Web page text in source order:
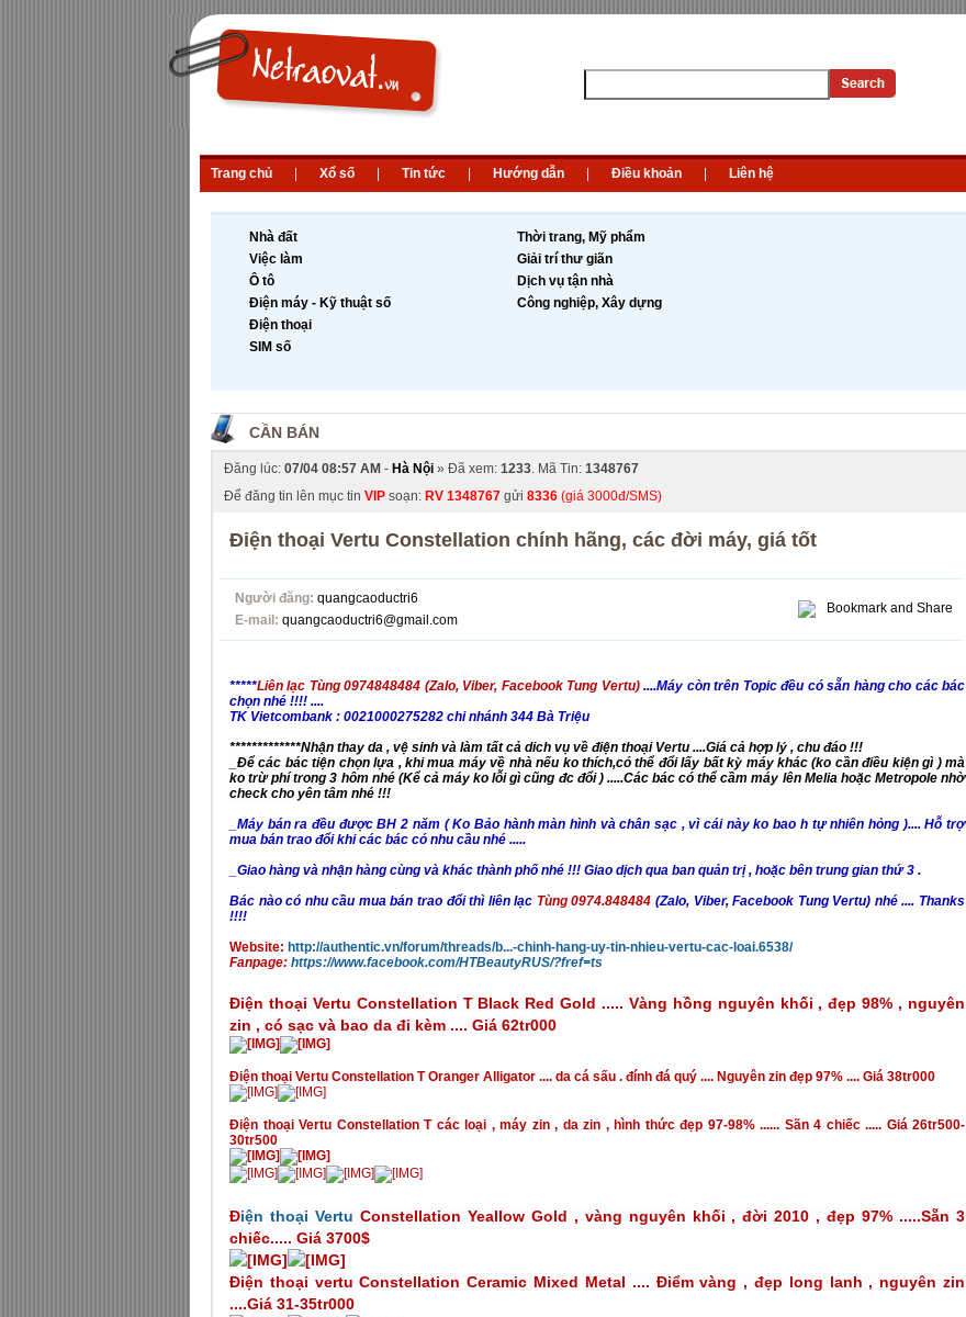
Trang chủ Xổ số Tin tức Hướng dẫn Điều khoản Liên hệ
Nhà đất
Việc làm
Ô tô
Điện máy - Kỹ thuật số
Điện thoại
SIM số
Thời trang, Mỹ phẩm
Giải trí thư giãn
Dịch vụ tận nhà
Công nghiệp, Xây dựng
CẦN BÁN
Đăng lúc: 07/04 08:57 AM - Hà Nội » Đã xem: 1233. Mã Tin: 1348767
Để đăng tin lên mục tin VIP soạn: RV 1348767 gửi 8336 (giá 3000đ/SMS)
Điện thoại Vertu Constellation chính hãng, các đời máy, giá tốt
Người đăng: quangcaoductri6
E-mail: quangcaoductri6@gmail.com
*****Liên lạc Tùng 0974848484 (Zalo, Viber, Facebook Tung Vertu) ....Máy còn trên Topic đều có sẵn hàng cho các bác
chọn nhé !!!! ....
TK Vietcombank : 0021000275282 chi nhánh 344 Bà Triệu
*************Nhận thay da , vệ sinh và làm tất cả dich vụ về điện thoại Vertu ....Giá cả hợp lý , chu đáo !!!
_Để các bác tiện chọn lựa , khi mua máy về nhà nếu ko thích,có thể đổi lấy bất kỳ máy khác (ko cần điều kiện gì ) mà
ko trừ phí trong 3 hôm nhé (Kể cả máy ko lỗi gì cũng đc đổi ) .....Các bác có thể cầm máy lên Melia hoặc Metropole nhờ
check cho yên tâm nhé !!!
_Máy bán ra đều được BH 2 năm ( Ko Bảo hành màn hình và chân sạc , vì cái này ko bao h tự nhiên hỏng ).... Hỗ trợ
mua bán trao đổi khi các bác có nhu cầu nhé .....
_Giao hàng và nhận hàng cùng và khác thành phố nhé !!! Giao dịch qua ban quản trị , hoặc bên trung gian thứ 3 .
Bác nào có nhu cầu mua bán trao đổi thì liên lạc Tùng 0974.848484 (Zalo, Viber, Facebook Tung Vertu) nhé .... Thanks
!!!!
Website: http://authentic.vn/forum/threads/b...-chinh-hang-uy-tin-nhieu-vertu-cac-loai.6538/
Fanpage: https://www.facebook.com/HTBeautyRUS/?fref=ts
Điện thoại Vertu Constellation T Black Red Gold ..... Vàng hồng nguyên khối , đẹp 98% , nguyên
zin , có sạc và bao da đi kèm .... Giá 62tr000
Điện thoại Vertu Constellation T Oranger Alligator .... da cá sấu . đính đá quý .... Nguyên zin đẹp 97% .... Giá 38tr000
Điện thoại Vertu Constellation T các loại , máy zin , da zin , hình thức đẹp 97-98% ...... Sãn 4 chiếc ..... Giá 26tr500-
30tr500
Điện thoại Vertu Constellation Yeallow Gold , vàng nguyên khối , đời 2010 , đẹp 97% .....Sẵn 3
chiếc..... Giá 3700$
Điện thoại vertu Constellation Ceramic Mixed Metal .... Điểm vàng , đẹp long lanh , nguyên zin
....Giá 31-35tr000